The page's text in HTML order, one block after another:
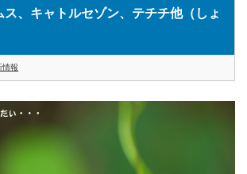
ス、キャトルセゾン、テチチ他（しょ
情報